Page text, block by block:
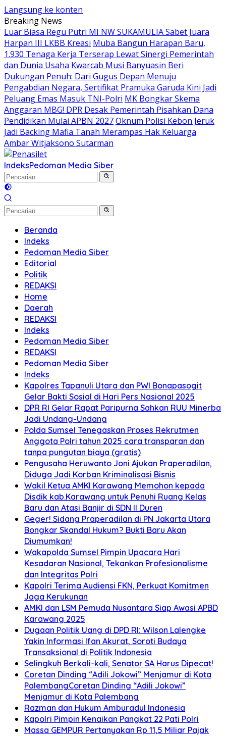
Langsung ke konten
Breaking News
Luar Biasa Regu Putri MI NW SUKAMULIA Sabet Juara
Harpan III LKBB Kreasi Muba Bangun Harapan Baru,
1.930 Tenaga Kerja Terserap Lewat Sinergi Pemerintah
dan Dunia Usaha Kwarcab Musi Banyuasin Beri
Dukungan Penuh: Dari Gugus Depan Menuju
Pengabdian Negara, Sertifikat Pramuka Garuda Kini Jadi
Peluang Emas Masuk TNI-Polri MK Bongkar Skema
Anggaran MBG! DPR Desak Pemerintah Pisahkan Dana
Pendidikan Mulai APBN 2027Oknum Polisi Kebon Jeruk
Jadi Backing Mafia Tanah Merampas Hak Keluarga
Ambar Witjaksono Sutarman
IndeksPedoman Media Siber
Beranda
Indeks
Pedoman Media Siber
Editorial
Politik
REDAKSI
Home
Daerah
REDAKSI
Indeks
Pedoman Media Siber
REDAKSI
Pedoman Media Siber
Indeks
Kapolres Tapanuli Utara dan PWI Bonapasogit
Gelar Bakti Sosial di Hari Pers Nasional 2025
DPR RI Gelar Rapat Paripurna Sahkan RUU Minerba
Jadi Undang-Undang
Polda Sumsel Tenegaskan Proses Rekrutmen
Anggota Polri tahun 2025 cara transparan dan
tanpa pungutan biaya (gratis)
Pengusaha Heruwanto Joni Ajukan Praperadilan,
Diduga Jadi Korban Kriminalisasi Bisnis
Wakil Ketua AMKI Karawang Memohon kepada
Disdik kab.Karawang untuk Penuhi Ruang Kelas
Baru dan Atasi Banjir di SDN II Duren
Geger! Sidang Praperadilan di PN Jakarta Utara
Bongkar Skandal Hukum? Bukti Baru Akan
Diumumkan!
Wakapolda Sumsel Pimpin Upacara Hari
Kesadaran Nasional, Tekankan Profesionalisme
dan Integritas Polri
Kapolri Terima Audiensi FKN, Perkuat Komitmen
Jaga Kerukunan
AMKI dan LSM Pemuda Nusantara Siap Awasi APBD
Karawang 2025
Dugaan Politik Uang di DPD RI: Wilson Lalengke
Yakin Informasi Ifan Akurat, Soroti Budaya
Transaksional di Politik Indonesia
Selingkuh Berkali-kali, Senator SA Harus Dipecat!
Coretan Dinding “Adili Jokowi” Menjamur di Kota
PalembangCoretan Dinding “Adili Jokowi”
Menjamur di Kota Palembang
Razman dan Hukum Amburadul Indonesia
Kapolri Pimpin Kenaikan Pangkat 22 Pati Polri
Massa GEMPUR Pertanyakan Rp 11,5 Miliar Pajak